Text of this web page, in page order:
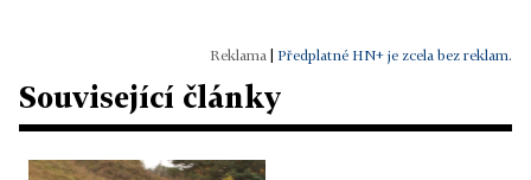
Předplatné HN+ je zcela bez reklam.
Související články